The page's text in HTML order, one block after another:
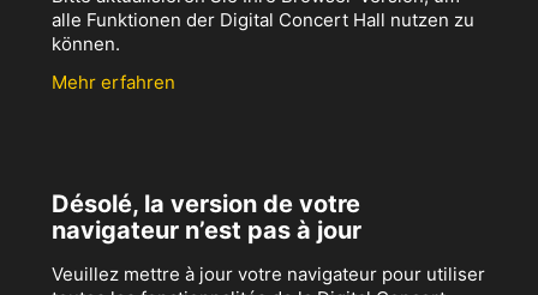
alle Funktionen der Digital Concert Hall nutzen zu
können.
Mehr erfahren
Désolé, la version de votre
navigateur n’est pas à jour
Veuillez mettre à jour votre navigateur pour utiliser